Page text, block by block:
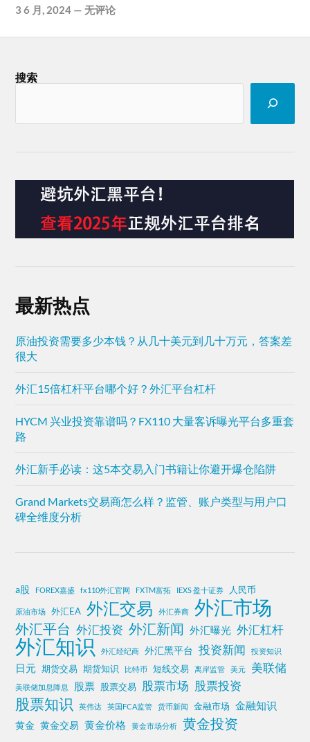
3 6 月, 2024 —无评论
搜索
最新热点
原油投资需要多少本钱？从几十美元到几十万元，答案差
很大
外汇15倍杠杆平台哪个好？外汇平台杠杆
HYCM 兴业投资靠谱吗？FX110 大量客诉曝光平台多重套
路
外汇新手必读：这5本交易入门书籍让你避开爆仓陷阱
Grand Markets交易商怎么样？监管、账户类型与用户口
碑全维度分析
a股 FOREX嘉盛 fx110外汇官网 FXTM富拓 IEXS 盈十证券 人民币
原油市场 外汇EA 外汇交易 外汇券商 外汇市场
外汇平台 外汇投资 外汇新闻 外汇曝光 外汇杠杆
外汇知识 外汇经纪商 外汇黑平台 投资新闻 投资知识
日元 期货交易 期货知识 比特币 短线交易 离岸监管 美元 美联储
美联储加息降息 股票 股票交易 股票市场 股票投资
股票知识 英伟达 英国FCA监管 货币新闻 金融市场 金融知识
黄金 黄金交易 黄金价格 黄金市场分析 黄金投资